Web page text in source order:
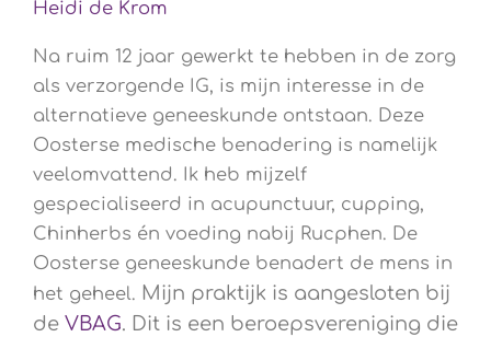
Heidi de Krom
Na ruim 12 jaar gewerkt te hebben in de zorg
als verzorgende IG, is mijn interesse in de
alternatieve geneeskunde ontstaan. Deze
Oosterse medische benadering is namelijk
veelomvattend. Ik heb mijzelf
gespecialiseerd in acupunctuur, cupping,
Chinherbs én voeding nabij Rucphen. De
Oosterse geneeskunde benadert de mens in
het geheel. Mijn praktijk is aangesloten bij
de VBAG. Dit is een beroepsvereniging die